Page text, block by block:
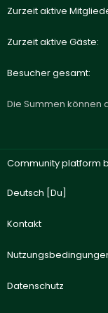
Zurzeit aktive
Zurzeit aktive Gäste
Besucher gesamt
Die Summen können
Community platform
Deutsch [Du]
Kontakt
Datenschutz